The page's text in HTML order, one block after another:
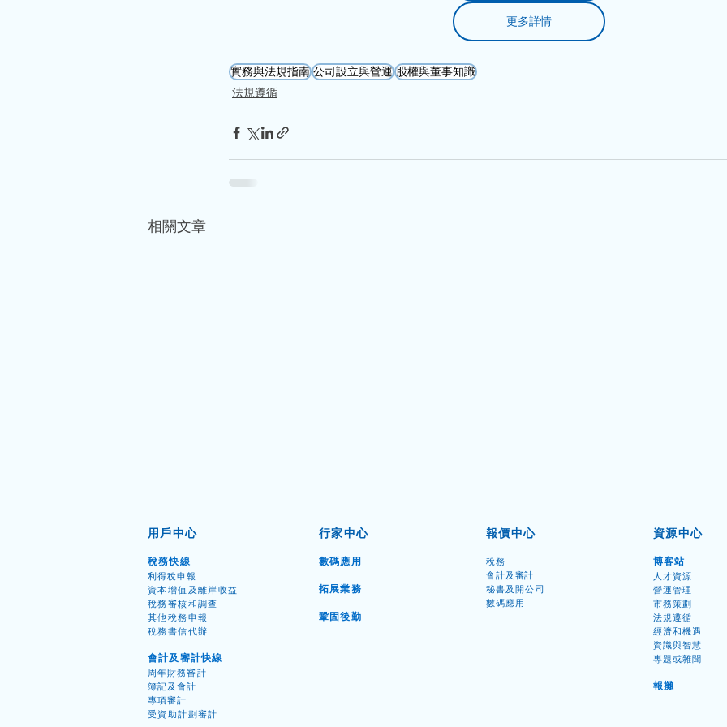
更多詳情
實務與法規指南 公司設立與營運 股權與董事知識
法規遵循
相關文章
你「懂事」嗎？影子董事與提
名董事有什麼分別？
中港
用戶中心
稅務快線
利得稅申報
資本增值及離岸收益
​稅務審核和調查
其他稅務申 報
稅務書信代辦
會計及審計快線
周年財務審計
簿記及會計
專項審計
受資助計劃審計
行家中心
數碼應用
拓展業務
鞏固後勤
報價中心
稅務
會計及審計
秘書及開公司
數碼應用
資源中心
博客站
人才資源
營運管理
市務策劃
法規遵循
經濟和機遇
資識與智慧
專題或雜聞
報攤